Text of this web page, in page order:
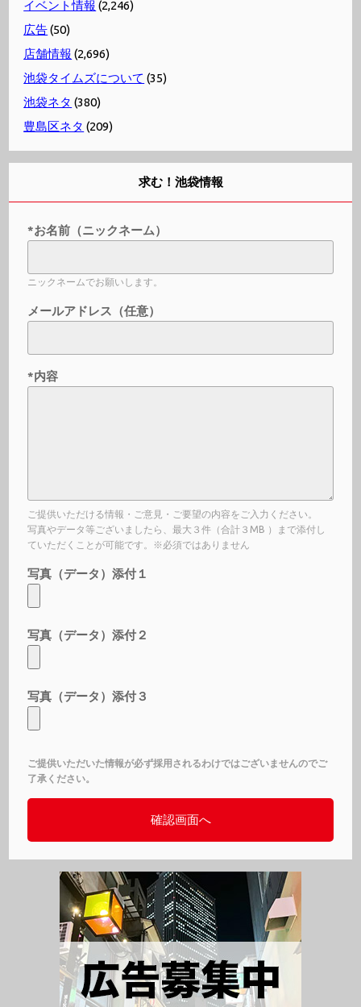
イベント情報 (2,246)
広告(50)
店舗情報 (2,696)
池袋タイムズについて (35)
池袋ネタ (380)
豊島区ネタ (209)
求む！池袋情報
*お名前（ニックネーム）
ニックネームでお願いします。
メールアドレス（任意）
*内容
ご提供いただける情報・ご意見・ご要望の内容をご入力ください。
写真やデータ等ございましたら、最大３件（合計３MB ）まで添付し
ていただくことが可能です。※必須ではありません
写真（データ）添付１
写真（データ）添付２
写真（データ）添付３
ご提供いただいた情報が必ず採用されるわけではございませんのでご
了承ください。